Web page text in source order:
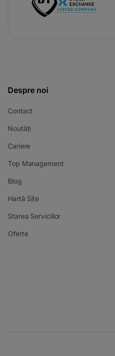
Despre noi
Contact
Noutăți
Cariere
Top Management
Blog
Hartă Site
Starea Serviciilor
Oferte